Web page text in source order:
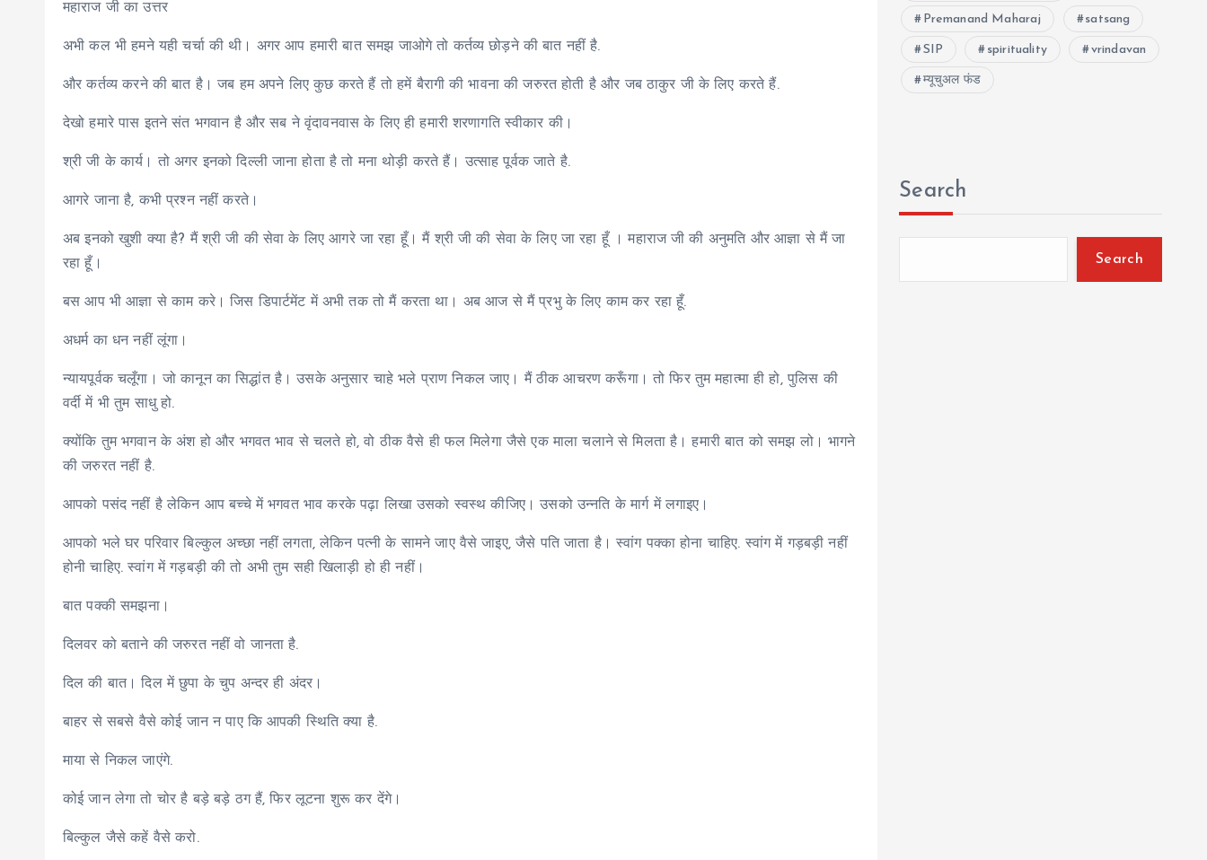
महाराज जी का उत्तर
अभी कल भी हमने यही चर्चा की थी। अगर आप हमारी बात समझ जाओगे तो कर्तव्य छोड़ने की बात नहीं है.
और कर्तव्य करने की बात है। जब हम अपने लिए कुछ करते हैं तो हमें बैरागी की भावना की जरुरत होती है और जब ठाकुर जी के लिए करते हैं.
देखो हमारे पास इतने संत भगवान है और सब ने वृंदावनवास के लिए ही हमारी शरणागति स्वीकार की।
श्री जी के कार्य। तो अगर इनको दिल्ली जाना होता है तो मना थोड़ी करते हैं। उत्साह पूर्वक जाते है.
आगरे जाना है, कभी प्रश्न नहीं करते।
अब इनको खुशी क्या है? मैं श्री जी की सेवा के लिए आगरे जा रहा हूँ। मैं श्री जी की सेवा के लिए जा रहा हूँ । महाराज जी की अनुमति और आज्ञा से मैं जा
रहा हूँ।
बस आप भी आज्ञा से काम करे। जिस डिपार्टमेंट में अभी तक तो मैं करता था। अब आज से मैं प्रभु के लिए काम कर रहा हूँ.
अधर्म का धन नहीं लूंगा।
न्यायपूर्वक चलूँगा। जो कानून का सिद्धांत है। उसके अनुसार चाहे भले प्राण निकल जाए। मैं ठीक आचरण करूँगा। तो फिर तुम महात्मा ही हो, पुलिस की
वर्दी में भी तुम साधु हो.
क्योंकि तुम भगवान के अंश हो और भगवत भाव से चलते हो, वो ठीक वैसे ही फल मिलेगा जैसे एक माला चलाने से मिलता है। हमारी बात को समझ लो। भागने
की जरुरत नहीं है.
आपको पसंद नहीं है लेकिन आप बच्चे में भगवत भाव करके पढ़ा लिखा उसको स्वस्थ कीजिए। उसको उन्नति के मार्ग में लगाइए।
आपको भले घर परिवार बिल्कुल अच्छा नहीं लगता, लेकिन पत्नी के सामने जाए वैसे जाइए, जैसे पति जाता है। स्वांग पक्का होना चाहिए. स्वांग में गड़बड़ी नहीं
होनी चाहिए. स्वांग में गड़बड़ी की तो अभी तुम सही खिलाड़ी हो ही नहीं।
बात पक्की समझना।
दिलवर को बताने की जरुरत नहीं वो जानता है.
दिल की बात। दिल में छुपा के चुप अन्दर ही अंदर।
बाहर से सबसे वैसे कोई जान न पाए कि आपकी स्थिति क्या है.
माया से निकल जाएंगे.
कोई जान लेगा तो चोर है बड़े बड़े ठग हैं, फिर लूटना शुरू कर देंगे।
बिल्कुल जैसे कहें वैसे करो.
Premanand Maharaj satsang
SIP spirituality vrindavan
म्यूचुअल फंड
Search
Search